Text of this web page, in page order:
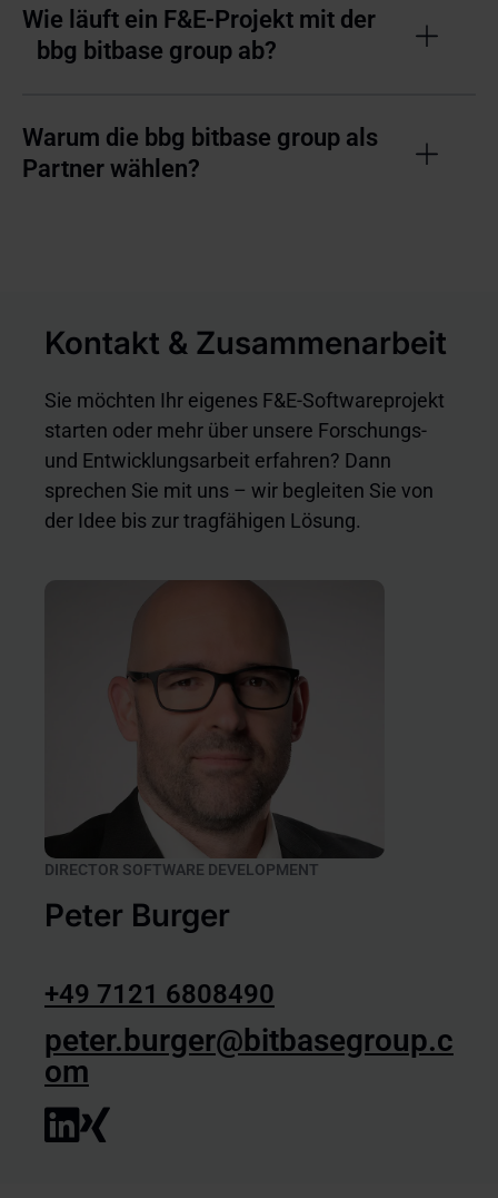
Wie läuft ein F&E-Projekt mit der
bbg bitbase group ab?
Warum die bbg bitbase group als
Partner wählen?
Kontakt & Zusammenarbeit
Sie möchten Ihr eigenes F&E-Softwareprojekt
starten oder mehr über unsere Forschungs-
und Entwicklungsarbeit erfahren? Dann
sprechen Sie mit uns – wir begleiten Sie von
der Idee bis zur tragfähigen Lösung.
DIRECTOR SOFTWARE DEVELOPMENT
Peter Burger
+49 7121 6808490
peter.burger@bitbasegroup.c
om